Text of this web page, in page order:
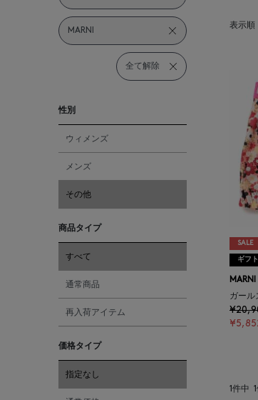
MARNI
全て解除
性別
ウィメンズ
メンズ
その他
商品タイプ
すべて
通常商品
再入荷アイテム
価格タイプ
指定なし
表示順
SALE
ギフ
MARNI
ガール
1件中